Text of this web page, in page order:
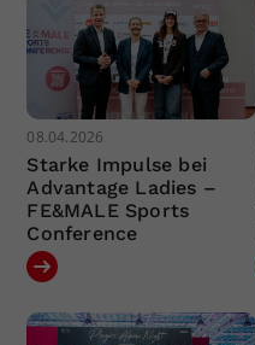
08.04.2026
Starke Impulse bei
Advantage Ladies –
FE&MALE Sports
Conference